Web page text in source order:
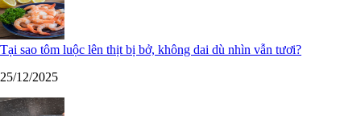
Tại sao tôm luộc lên thịt bị bở, không dai dù nhìn vẫn tươi?
25/12/2025